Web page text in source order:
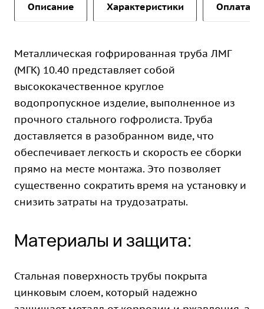
Описание Характеристики Оплата и
Металлическая гофрированная труба ЛМГ
(МГК) 10.40 представляет собой
высококачественное круглое
водопропускное изделие, выполненное из
прочного стального гофролиста. Труба
доставляется в разобранном виде, что
обеспечивает легкость и скорость ее сборки
прямо на месте монтажа. Это позволяет
существенно сократить время на установку и
снизить затраты на трудозатраты.
Материалы и защита:
Стальная поверхность трубы покрыта
цинковым слоем, который надежно